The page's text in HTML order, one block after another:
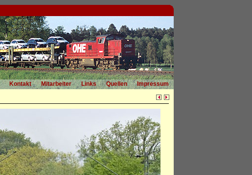
Kontakt Mitarbeiter Links Quellen
Impressum